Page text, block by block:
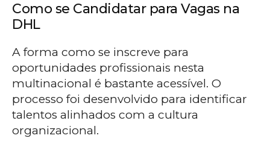
Como se Candidatar para Vagas na
DHL
A forma como se inscreve para
oportunidades profissionais nesta
multinacional é bastante acessível. O
processo foi desenvolvido para identificar
talentos alinhados com a cultura
organizacional.